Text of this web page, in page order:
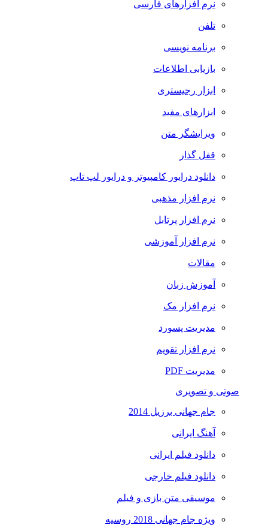
نرم افزارهای فارسی
تلفن
برنامه نویسی
بازیابی اطلاعات
ابزار رجیستری
ابزارهای مفید
ویرایشگر متن
قفل گذار
دانلود درایور کامپیوتر و درایور لپ تاپ
نرم افزار مذهبی
نرم افزار پرتابل
نرم افزار آموزشی
مقالات
آموزش زبان
نرم افزار مک
مدیریت پسورد
نرم افزار تقویم
مدیریت PDF
صوتی و تصویری
جام جهانی برزیل 2014
آهنگ ایرانی
دانلود فیلم ایرانی
دانلود فیلم خارجی
موسیقی متن بازی و فیلم
ویژه جام جهانی 2018 روسیه